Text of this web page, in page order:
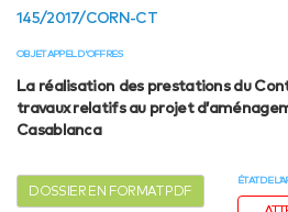
145/2017/CORN-CT
OBJET APPEL D'OFFRES
La réalisation des prestations du
travaux relatifs au projet
Casablanca
DOSSIER EN FORMAT PDF
ÉTAT DE